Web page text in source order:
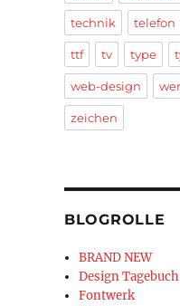
technik telefon
ttf tv type
web-design
zeichen
BLOGROLLE
BRAND NEW
Design Tagebuch
Fontwerk